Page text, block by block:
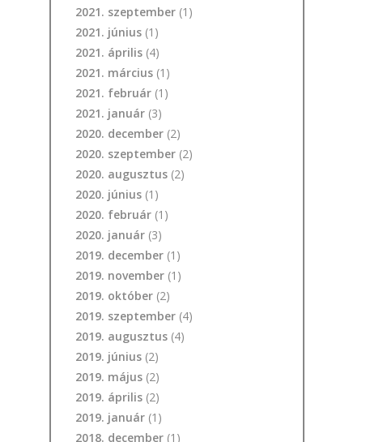
2021. szeptember (1)
2021. június (1)
2021. április (4)
2021. március (1)
2021. február (1)
2021. január (3)
2020. december (2)
2020. szeptember (2)
2020. augusztus (2)
2020. június (1)
2020. február (1)
2020. január (3)
2019. december (1)
2019. november (1)
2019. október (2)
2019. szeptember (4)
2019. augusztus (4)
2019. június (2)
2019. május (2)
2019. április (2)
2019. január (1)
2018. december (1)